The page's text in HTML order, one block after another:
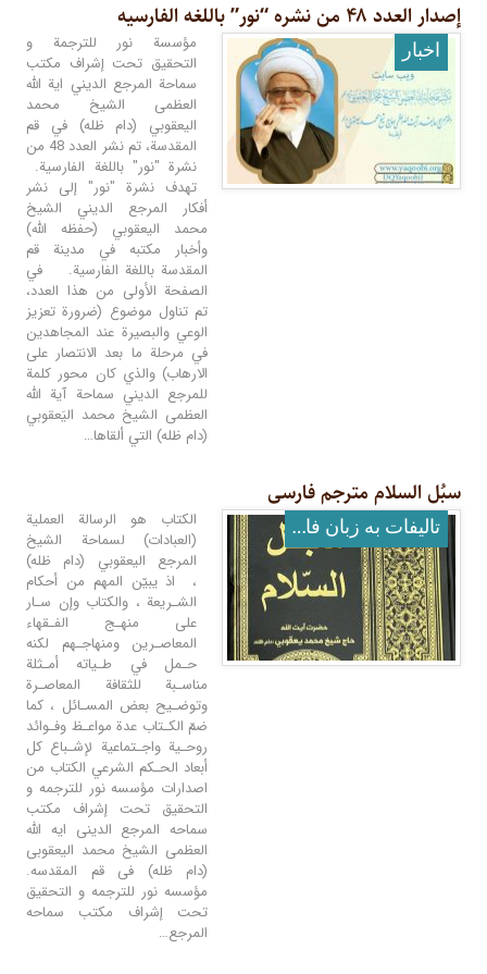
إصدار العدد ۴۸ من نشره “نور” باللغه الفارسیه
اخبار
مؤسسة نور للترجمة و
التحقيق تحت إشراف مكتب
سماحة المرجع الديني اية الله
العظمى الشيخ محمد
اليعقوبي (دام ظله) في قم
المقدسة، تم نشر العدد 48 من
نشرة "نور" باللغة الفارسية.
تهدف نشرة "نور" إلى نشر
أفكار المرجع الديني الشيخ
محمد اليعقوبي (حفظه الله)
وأخبار مكتبه في مدينة قم
المقدسة باللغة الفارسية. في
الصفحة الأولى من هذا العدد،
تم تناول موضوع (ضرورة تعزيز
الوعي والبصيرة عند المجاهدين
في مرحلة ما بعد الانتصار على
الارهاب) والذي كان محور کلمة
للمرجع الدیني سماحة آية الله
العظمى الشيخ محمد اليَعقوبي
(دام ظله) التي ألقاها…
سبُل السلام مترجم فارسی
تالیفات به زبان فارسی
الكتاب هو الرسالة العملية
(العبادات) لسماحة الشيخ
المرجع اليعقوبي (دام ظله)
، اذ يبيّن المهم من أحكام
الشـريعة ، والكتاب وإن سـار
على منهـج الفـقهاء
المعاصـرين ومنهاجـهم لكنه
حـمل في طـياته أمـثلة
مناسـبة للثقافة المعاصـرة
وتوضـيح بعض المسـائل ، كما
ضمّ الكـتاب عدة مواعـظ وفـوائد
روحـية واجـتماعية لإشـباع كل
أبعاد الحـكم الشرعي الكتاب من
اصدارات مؤسسه نور للترجمه و
التحقیق تحت إشراف مکتب
سماحه المرجع الدینی ایه الله
العظمى الشیخ محمد الیعقوبی
(دام ظله) فی قم المقدسه.
مؤسسه نور للترجمه و التحقیق
تحت إشراف مکتب سماحه
المرجع…